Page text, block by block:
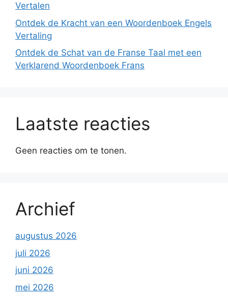
Vertalen
Ontdek de Kracht van een Woordenboek Engels
Vertaling
Ontdek de Schat van de Franse Taal met een
Verklarend Woordenboek Frans
Laatste reacties
Geen reacties om te tonen.
Archief
augustus 2026
juli 2026
juni 2026
mei 2026